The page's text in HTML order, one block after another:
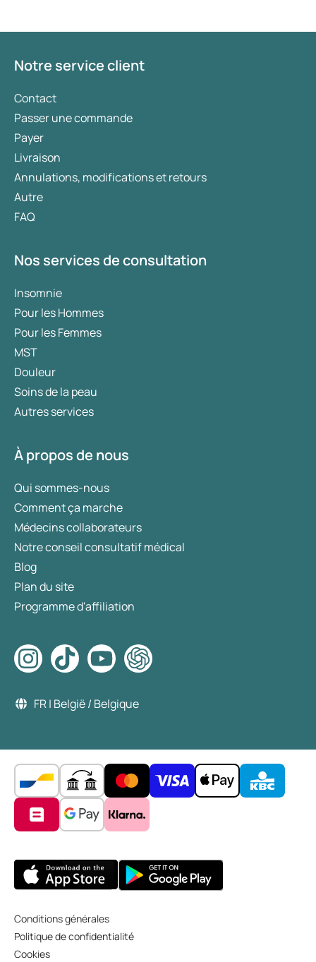
Notre service client
Contact
Passer une commande
Payer
Livraison
Annulations, modifications et retours
Autre
FAQ
Nos services de consultation
Insomnie
Pour les Hommes
Pour les Femmes
MST
Douleur
Soins de la peau
Autres services
À propos de nous
Qui sommes-nous
Comment ça marche
Médecins collaborateurs
Notre conseil consultatif médical
Blog
Plan du site
Programme d'affiliation
FR | België / Belgique
Conditions générales
Politique de confidentialité
Cookies